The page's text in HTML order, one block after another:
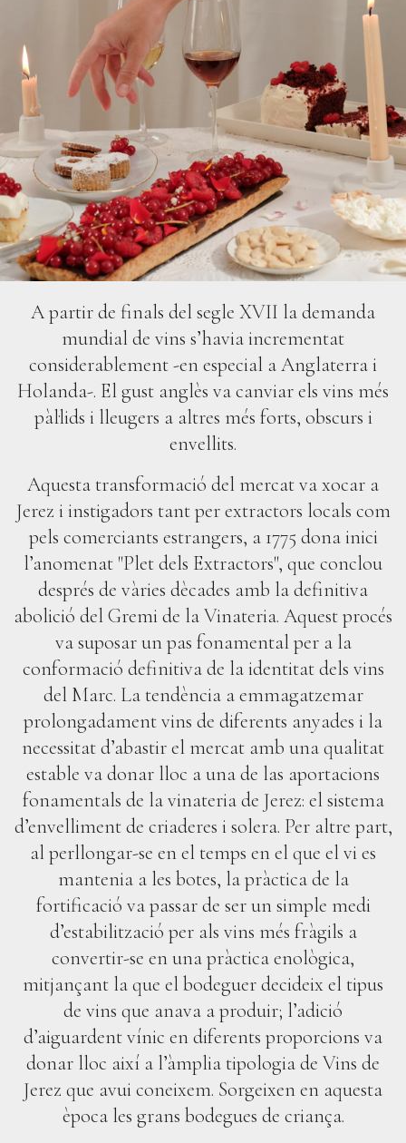
A partir de finals del segle XVII la demanda
mundial de vins s’havia incrementat
considerablement -en especial a Anglaterra i
Holanda-. El gust anglès va canviar els vins més
pàl·lids i lleugers a altres més forts, obscurs i
envellits.
Aquesta transformació del mercat va xocar a
Jerez i instigadors tant per extractors locals com
pels comerciants estrangers, a 1775 dona inici
l’anomenat "Plet dels Extractors", que conclou
després de vàries dècades amb la definitiva
abolició del Gremi de la Vinateria. Aquest procés
va suposar un pas fonamental per a la
conformació definitiva de la identitat dels vins
del Marc. La tendència a emmagatzemar
prolongadament vins de diferents anyades i la
necessitat d’abastir el mercat amb una qualitat
estable va donar lloc a una de las aportacions
fonamentals de la vinateria de Jerez: el sistema
d’envelliment de criaderes i solera. Per altre part,
al perllongar-se en el temps en el que el vi es
mantenia a les botes, la pràctica de la
fortificació va passar de ser un simple medi
d’estabilització per als vins més fràgils a
convertir-se en una pràctica enològica,
mitjançant la que el bodeguer decideix el tipus
de vins que anava a produir; l’adició
d’aiguardent vínic en diferents proporcions va
donar lloc així a l’àmplia tipologia de Vins de
Jerez que avui coneixem. Sorgeixen en aquesta
època les grans bodegues de criança.